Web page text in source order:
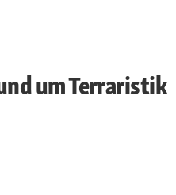
um Terraristik